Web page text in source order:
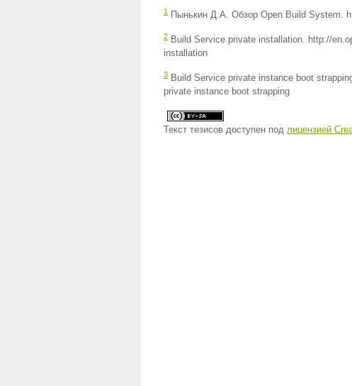
1 Пынькин Д.А. Обзор Open Build System.
2 Build Service private installation. http://
installation
3 Build Service private instance boot
private instance boot strapping
Текст тезисов доступен под лицензией